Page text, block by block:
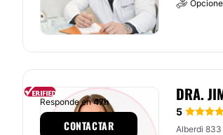
DRA.
5
Alberdi 833
Responde en47h
CONTACTAR